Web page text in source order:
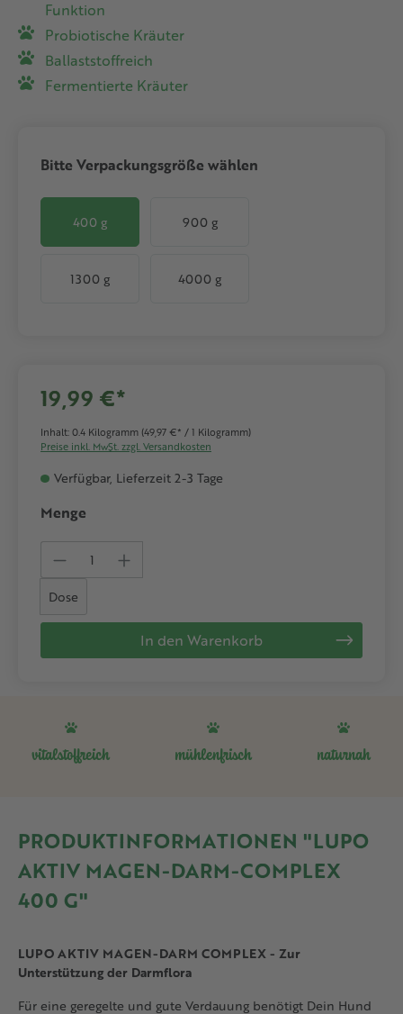
Funktion
Probiotische Kräuter
Ballaststoffreich
Fermentierte Kräuter
Bitte Verpackungsgröße wählen
400 g 900 g
1300 g 4000 g
19,99 €*
Inhalt: 0.4 Kilogramm (49,97 €* / 1 Kilogramm)
Preise inkl. MwSt. zzgl. Versandkosten
Verfügbar, Lieferzeit 2-3 Tage
Menge
Produkt Anzahl: Gib den
Dose
In den Warenkorb
vitalstoffreich mühlenfrisch naturnah
PRODUKTINFORMATIONEN "LUPO
AKTIV MAGEN-DARM-COMPLEX
400 G"
LUPO AKTIV MAGEN-DARM COMPLEX - Zur
Unterstützung der Darmflora
Für eine geregelte und gute Verdauung benötigt Dein Hund